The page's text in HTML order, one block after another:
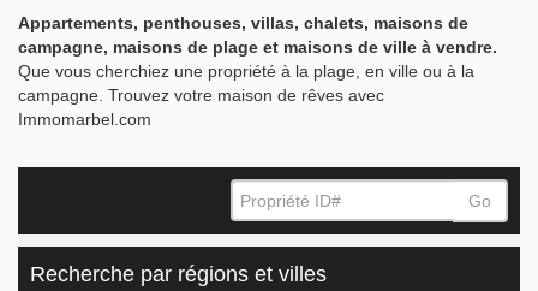
Appartements, penthouses, villas, chalets, maisons de
campagne, maisons de plage et maisons de ville à vendre.
Que vous cherchiez une propriété à la plage, en ville ou à la
campagne. Trouvez votre maison de rêves avec
Immomarbel.com
Recherche par régions et villes
Go